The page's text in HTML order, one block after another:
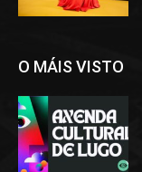
O MÁIS VISTO